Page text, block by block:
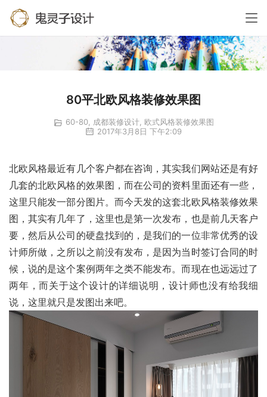
80平北欧风格装修效果图
60-80, 成都装修设计, 欧式风格装修效果图
2017年3月8日 下午2:09
北欧风格最近有几个客户都在咨询，其实我们网站还是有好
几套的北欧风格的效果图，而在公司的资料里面还有一些，
这里只能发一部分图片。而今天发的这套北欧风格装修效果
图，其实有几年了，这里也是第一次发布，也是前几天客户
要，然后从公司的硬盘找到的，是我们的一位非常优秀的设
计师所做，之所以之前没有发布，是因为当时签订合同的时
候，说的是这个案例两年之类不能发布。而现在也远远过了
两年，而关于这个设计的详细说明，设计师也没有给我细
说，这里就只是发图出来吧。